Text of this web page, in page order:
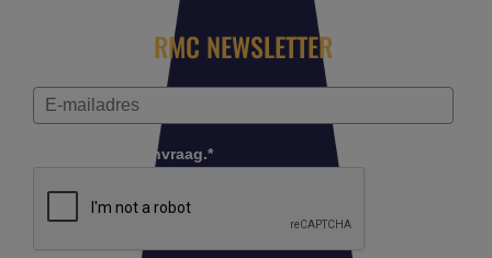
RMC NEWSLETTER
Controleer je aanvraag.*